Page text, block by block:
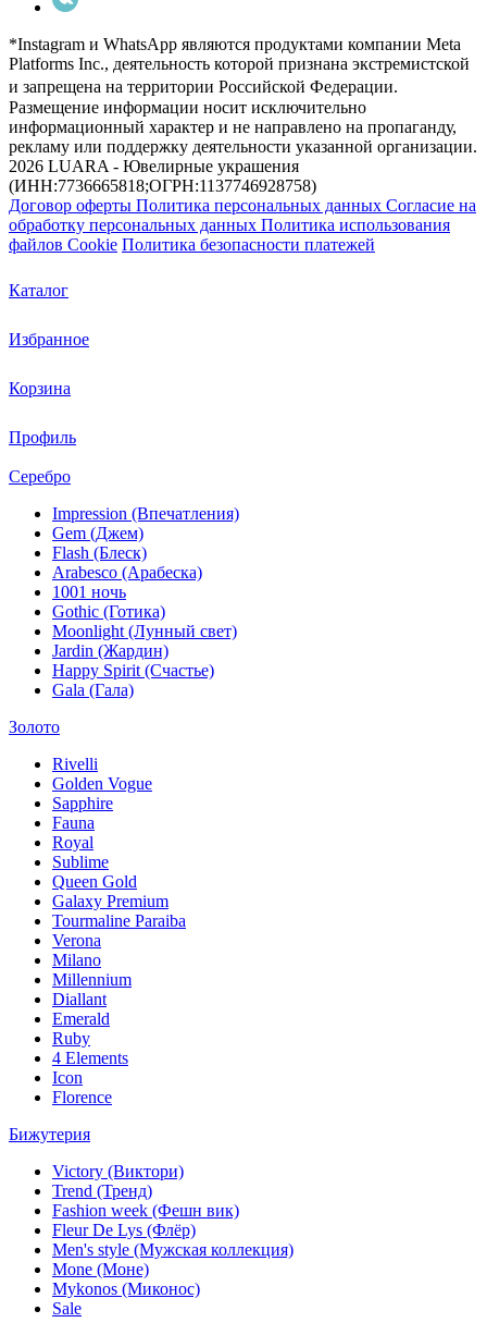
*Instagram и WhatsApp являются продуктами компании Meta
Platforms Inc., деятельность которой признана экстремистской
и запрещена на территории Российской Федерации.
Размещение информации носит исключительно
информационный характер и не направлено на пропаганду,
рекламу или поддержку деятельности указанной организации.
2026 LUARA - Ювелирные украшения
(ИНН:7736665818;ОГРН:1137746928758)
Договор оферты Политика персональных данных Согласие на
обработку персональных данных Политика использования
файлов Cookie Политика безопасности платежей
Каталог
Избранное
Корзина
Профиль
Серебро
Impression (Впечатления)
Gem (Джем)
Flash (Блеск)
Arabesco (Арабеска)
1001 ночь
Gothic (Готика)
Moonlight (Лунный свет)
Jardin (Жардин)
Happy Spirit (Счастье)
Gala (Гала)
Золото
Rivelli
Golden Vogue
Sapphire
Fauna
Royal
Sublime
Queen Gold
Galaxy Premium
Tourmaline Paraiba
Verona
Milano
Millennium
Diallant
Emerald
Ruby
4 Elements
Icon
Florence
Бижутерия
Victory (Виктори)
Trend (Тренд)
Fashion week (Фешн вик)
Fleur De Lys (Флёр)
Men's style (Мужская коллекция)
Mone (Моне)
Mykonos (Миконос)
Sale